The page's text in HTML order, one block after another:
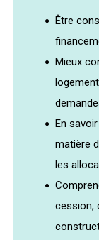
Être
Mieux
En
matière
les
cession,